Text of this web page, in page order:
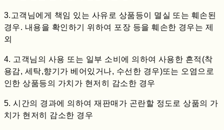
3.고객님에게 책임 있는 사유로 상품등이 멸실 또는 훼손된
경우. 내용을 확인하기 위하여 포장 등을 훼손한 경우는 제
외
4. 고객님의 사용 또는 일부 소비에 의하여 사용한 흔적(착
용감, 세탁,향기가 베어있거나, 수선한 경우)또는 오염으로
인한 상품등의 가치가 현저히 감소한 경우
5. 시간의 경과에 의하여 재판매가 곤란할 정도로 상품의 가
치가 현저히 감소한 경우